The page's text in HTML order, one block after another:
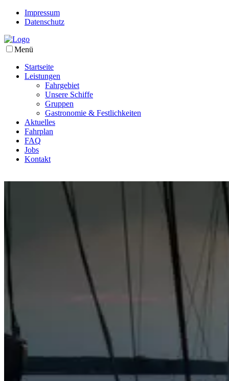
Impressum
Datenschutz
Menü
Startseite
Leistungen
Fahrgebiet
Unsere Schiffe
Gruppen
Gastronomie & Festlichkeiten
Aktuelles
Fahrplan
FAQ
Jobs
Kontakt